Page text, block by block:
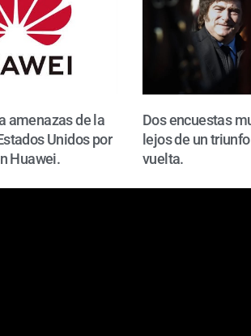
amenazas de la
Unidos por
Huawei.
Dos encuestas
lejos de un
vuelta.